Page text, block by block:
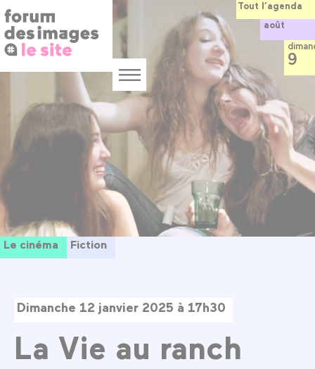
Panneau de gestion des cookies
au
contenu
principal
Menu
Le cinéma Fiction
Dimanche 12 janvier 2025 à 17h30
La Vie au ranch
Tout l’agenda
août
9